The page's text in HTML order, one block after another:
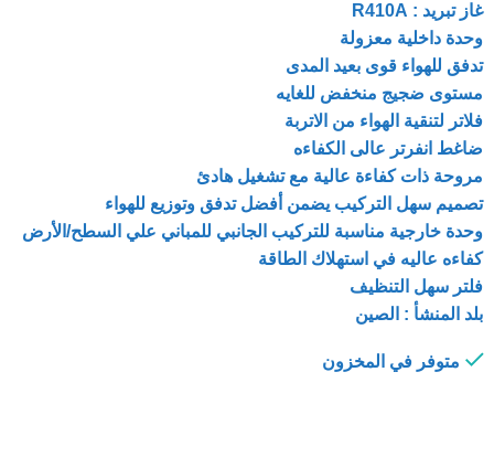
غاز تبريد : R410A
وحدة داخلية معزولة
تدفق للهواء قوى بعيد المدى
مستوى ضجيج منخفض للغايه
فلاتر لتنقية الهواء من الاتربة
ضاغط انفرتر عالى الكفاءه
مروحة ذات كفاءة عالية مع تشغيل هادئ
تصميم سهل التركيب يضمن أفضل تدفق وتوزيع للهواء
وحدة خارجية مناسبة للتركيب الجانبي للمباني علي السطح/الأرض
كفاءه عاليه في استهلاك الطاقة
فلتر سهل التنظيف
بلد المنشأ : الصين
متوفر في المخزون